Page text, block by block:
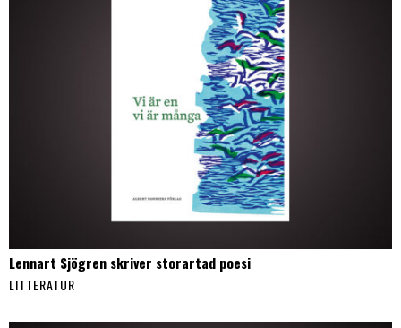
Lennart Sjögren skriver storartad poesi
LITTERATUR